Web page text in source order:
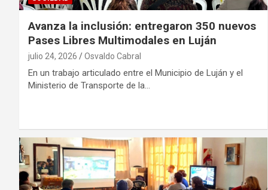
Avanza la inclusión: entregaron 350 nuevos
Pases Libres Multimodales en Luján
julio 24, 2026 Osvaldo Cabral
En un trabajo articulado entre el Municipio de Luján y el
Ministerio de Transporte de la…